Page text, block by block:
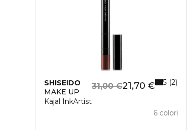
SHISEIDO
MAKE UP
Kajal InkArtist
21,70 €
31,00 €
6 colori
5 2